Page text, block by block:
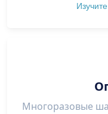
Многоразовые